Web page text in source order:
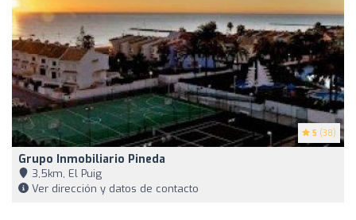
5 (38)
Grupo Inmobiliario Pineda
3,5km, El Puig
Ver dirección y datos de contacto